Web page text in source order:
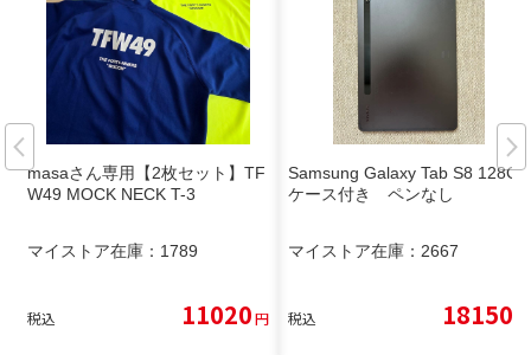
masaさん専用【2枚セット】TF
W49 MOCK NECK T-3
マイストア在庫： 1789
税込 11020円
Samsung Galaxy Tab S8 128GB
ケース付き ペンなし
マイストア在庫： 2667
税込 18150